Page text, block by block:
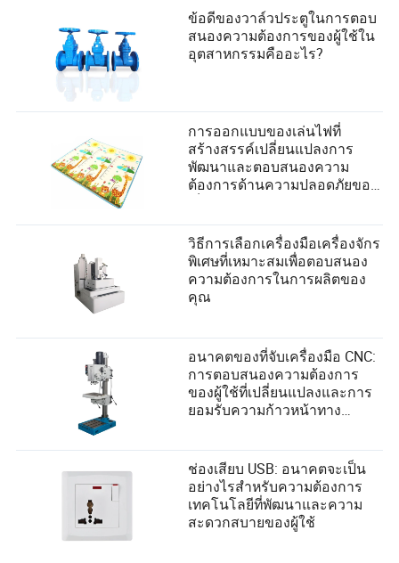
ข้อดีของวาล์วประตูในการตอบ
สนองความต้องการของผู้ใช้ใน
อุตสาหกรรมคืออะไร?
การออกแบบของเล่นไฟที่
สร้างสรรค์เปลี่ยนแปลงการ
พัฒนาและตอบสนองความ
ต้องการด้านความปลอดภัยของ
วิธีการเลือกเครื่องมือเครื่องจักร
พิเศษที่เหมาะสมเพื่อตอบสนอง
ความต้องการในการผลิตของ
คุณ
อนาคตของที่จับเครื่องมือ CNC:
การตอบสนองความต้องการ
ของผู้ใช้ที่เปลี่ยนแปลงและการ
ยอมรับความก้าวหน้าทาง
ช่องเสียบ USB: อนาคตจะเป็น
อย่างไรสำหรับความต้องการ
เทคโนโลยีที่พัฒนาและความ
สะดวกสบายของผู้ใช้